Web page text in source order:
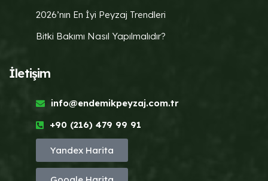
2026’nın En İyi Peyzaj Trendleri
Bitki Bakımı Nasıl Yapılmalıdır?
İletişim
info@endemikpeyzaj.com.tr
+90 (216) 479 99 91
Yandex Harita